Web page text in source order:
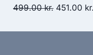
579.00 kr..
499.00kr. Original
451.00 kr.